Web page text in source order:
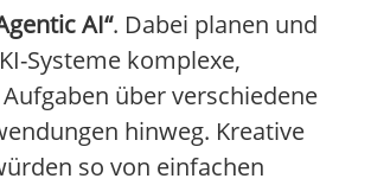
AI“. Dabei planen und
Systeme komplexe,
über verschiedene
hinweg. Kreative
so von einfachen